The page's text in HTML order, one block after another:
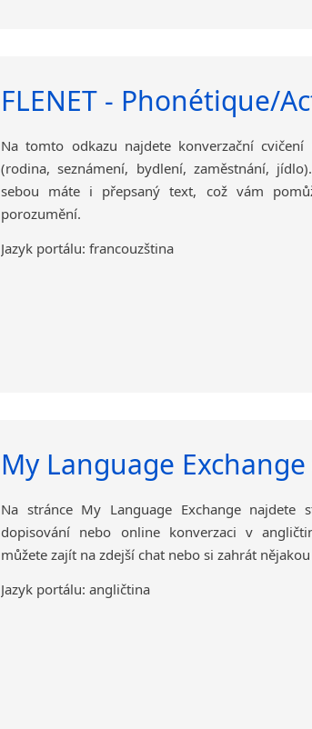
FLENET - Phonétique/
Na tomto odkazu najdete konverzační
(rodina, seznámení, bydlení, zaměstnání,
sebou máte i přepsaný text, což vám
porozumění.
Jazyk portálu: francouzština
My Language Exchange
Na stránce My Language Exchange najdete
dopisování nebo online konverzaci v
můžete zajít na zdejší chat nebo si zahrát
Jazyk portálu: angličtina